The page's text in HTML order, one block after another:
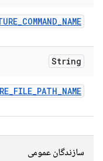
_COMMAND_NAME
String
_FILE_PATH_NAME
سازندگان عمومی